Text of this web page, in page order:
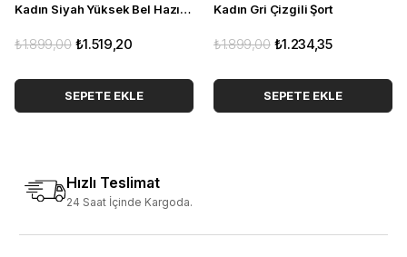
Kadın Siyah Yüksek Bel Hazır Kemerli Slim Fit Şort
₺1.519,20
₺1.899,00
SEPETE EKLE
Kadın Gri Çizgili Şort
₺1.234,35
₺1.899,00
SEPETE EKLE
Hızlı Teslimat
24 Saat İçinde Kargoda.